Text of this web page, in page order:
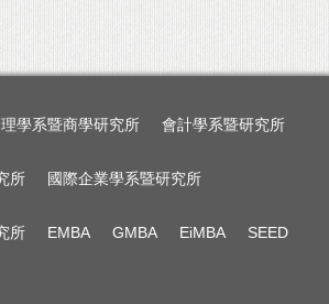
學系暨商學研究所 會計學系暨研究所
所 國際企業學系暨研究所
所 EMBA GMBA EiMBA SEED